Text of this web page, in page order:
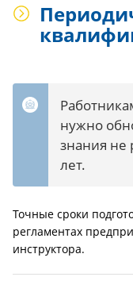
нужно
знания не
лет.
Точные сроки
регламентах
инструктора.